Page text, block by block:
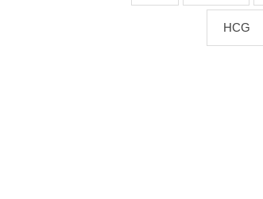
HCG